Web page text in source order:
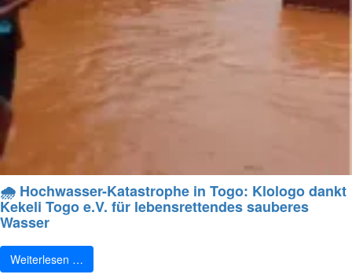
🌧️ Hochwasser-Katastrophe in Togo: Klologo dankt
Kekeli Togo e.V. für lebensrettendes sauberes
Wasser
Weiterlesen …